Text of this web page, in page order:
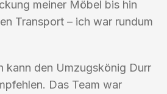
meiner Möbel bis hin
Transport – ich war rundum
kann den Umzugskönig Durr
Das Team war